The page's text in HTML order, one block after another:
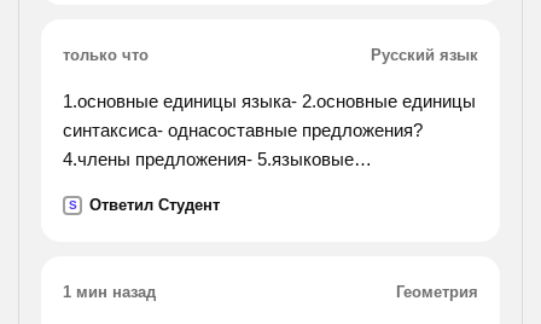
только что Русский язык
1.основные единицы языка- 2.основные единицы
синтаксиса- однасоставные предложения?
4.члены предложения- 5.языковые
вставить про пущенные слова на месте"__"
S Ответил Студент
1 мин назад Геометрия